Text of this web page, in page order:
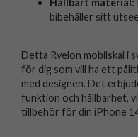
Hållbart material:
bibehåller sitt
Detta Rvelon mobilskal i
för dig som vill ha ett
med designen. Det
funktion och hållbarhet,
tillbehör för din iPhone